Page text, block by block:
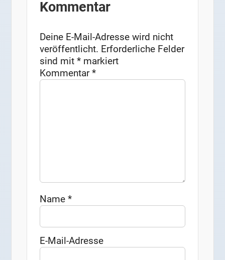
Kommentar
Deine E-Mail-Adresse wird nicht
veröffentlicht. Erforderliche Felder
sind mit* markiert
Kommentar*
Name*
E-Mail-Adresse